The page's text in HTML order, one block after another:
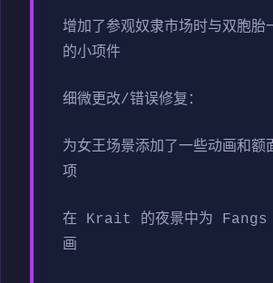
增加了参观奴隶市场时与双胞胎
的小项件
细微更改/错误修复：
为女王场景添加了一些动画和额
项
在 Krait 的夜景中为 Fangs
画